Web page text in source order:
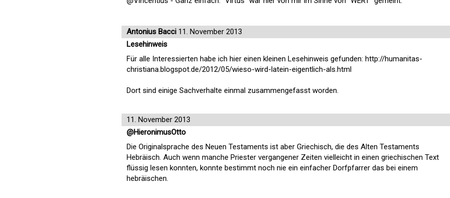
Antonius Bacci 11. November 2013
Lesehinweis
Für alle Interessierten habe ich hier einen kleinen Lesehinweis gefunden: http://humanitas-
christiana.blogspot.de/2012/05/wieso-wird-latein-eigentlich-als.html
Dort sind einige Sachverhalte einmal zusammengefasst worden.
11. November 2013
@HieronimusOtto
Die Originalsprache des Neuen Testaments ist aber Griechisch, die des Alten Testaments
Hebräisch. Auch wenn manche Priester vergangener Zeiten vielleicht in einen griechischen Text
flüssig lesen konnten, konnte bestimmt noch nie ein einfacher Dorfpfarrer das bei einem
hebräischen.